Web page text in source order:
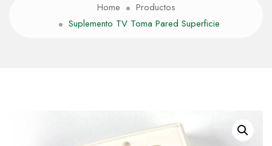
Home
Productos
Suplemento TV Toma Pared Superficie